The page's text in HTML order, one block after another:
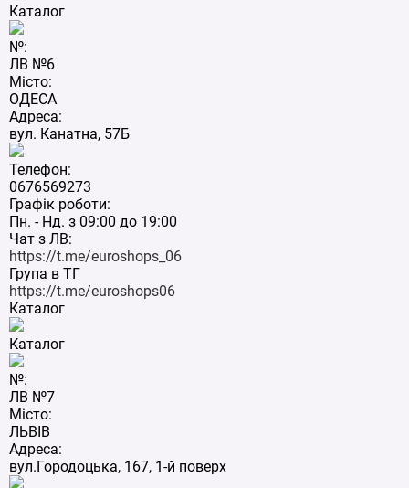
Каталог
№:
ЛВ №6
Місто:
ОДЕСА
Адреса:
вул. Канатна, 57Б
Телефон:
0676569273
Графік роботи:
Пн. - Нд. з 09:00 до 19:00
Чат з ЛВ:
https://t.me/euroshops_06
Група в ТГ
https://t.me/euroshops06
Каталог
Каталог
№:
ЛВ №7
Місто:
ЛЬВІВ
Адреса:
вул.Городоцька, 167, 1-й поверх